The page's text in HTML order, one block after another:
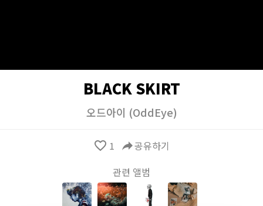
BLACK SKIRT
오드아이 (OddEye)
favorite_border 1 reply공유하기
관련 앨범